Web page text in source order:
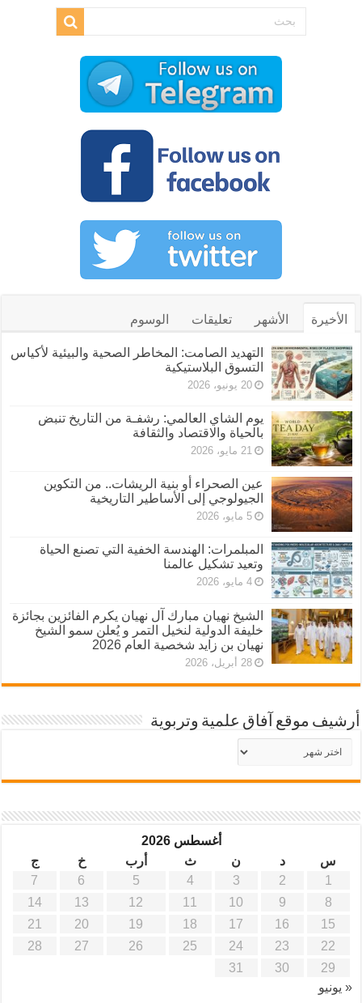
الأخيرة الأشهر تعليقات الوسوم
التهديد الصامت: المخاطر الصحية والبيئية لأكياس
التسوق البلاستيكية
20 يونيو، 2026
يوم الشاي العالمي: رشفـة من التاريخ تنبض
بالحياة والاقتصاد والثقافة
21 مايو، 2026
عين الصحراء أو بنية الريشات.. من التكوين
الجيولوجي إلى الأساطير التاريخية
5 مايو، 2026
المبلمرات: الهندسة الخفية التي تصنع الحياة
وتعيد تشكيل عالمنا
4 مايو، 2026
الشيخ نهيان مبارك آل نهيان يكرم الفائزين بجائزة
خليفة الدولية لنخيل التمر و يُعلن سمو الشيخ
نهيان بن زايد شخصية العام 2026
28 أبريل، 2026
أرشيف موقع آفاق علمية وتربوية
أرشيف
موقع
أغسطس 2026
س
د ن ث أرب خ
ج
1
2
3
4
5
6
7
8
9
10
11
12
13
14
15
16
17
18
19
20
21
22
23
24
25
26
27
28
29
30
31
« يونيو